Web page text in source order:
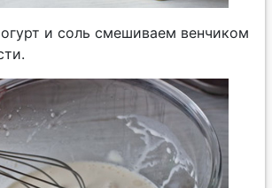
и соль смешиваем венчиком